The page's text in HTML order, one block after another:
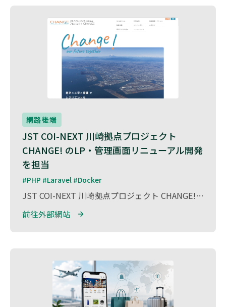
網路後端
JST COI-NEXT 川崎拠点プロジェクト
CHANGE! のLP・管理画面リニューアル開発
を担当
#PHP #Laravel #Docker
JST COI-NEXT 川崎拠点プロジェクト CHANGE! のランディングページ（LP）および管理画面のリニューアル開発 を担当しました。 本プロジェクトは、「川崎発・健康社会を共創する産官学医民の共鳴拠点」 をテーマに、 地域・企業・大学・医療機関が連携し、健康課題の解決と新たな社会価値創出を目指す取り組みです。 リニューアル開発では、PHP（Laravel）を用いて、更新性・保守性に優れた構造と直感的な管理画面を構築。 また、プロジェクトの理念や活動内容が伝わりやすい情報設計とUI/UXを意識し、情報発信力を高めるLPを実現 しました。 多様な関係者が関わる共創プロジェクトの円滑な運営と情報発信を支えるWeb基盤の構築に貢献しました。
前往外部網站